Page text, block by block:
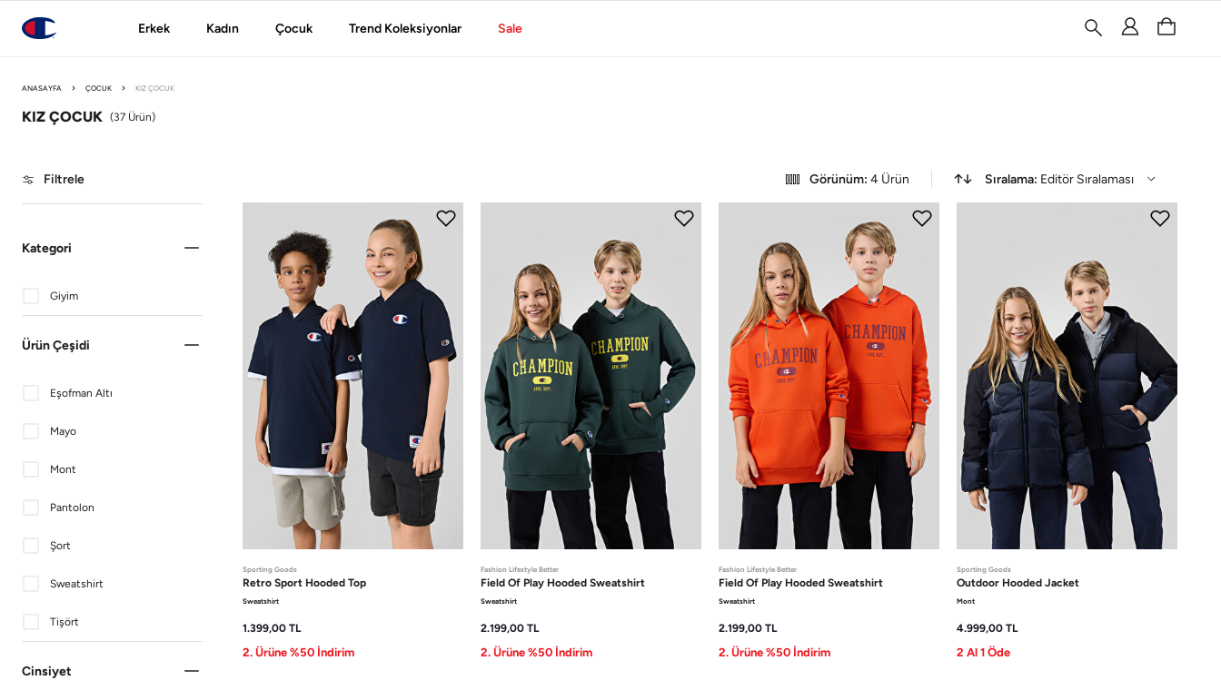
Erkek Kadın Çocuk Trend Koleksiyonlar Sale
ANASAYFA ÇOCUK KIZ ÇOCUK
KIZ ÇOCUK (37 Ürün)
Filtrele
Kategori
Giyim
Ürün Çeşidi
Eşofman Altı
Mayo
Mont
Pantolon
Şort
Sweatshirt
Tişört
Cinsiyet
Görünüm: 4Ürün Sıralama: Editör Sıralaması
Sporting Goods
Retro Sport Hooded Top
Sweatshirt
1.399,00 TL
2. Ürüne %50 İndirim
Fashion Lifestyle Better
Field Of Play Hooded Sweatshirt
Sweatshirt
2.199,00 TL
2. Ürüne %50 İndirim
Fashion Lifestyle Better
Field Of Play Hooded Sweatshirt
Sweatshirt
2.199,00 TL
2. Ürüne %50 İndirim
Sporting Goods
Outdoor Hooded Jacket
Mont
4.999,00 TL
2 Al 1 Öde